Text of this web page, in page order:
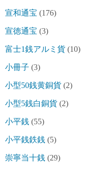
宣和通宝 (176)
宣徳通宝 (3)
富士1銭アルミ貨 (10)
小冊子 (3)
小型50銭黄銅貨 (2)
小型5銭白銅貨 (2)
小平銭 (55)
小平銭鉄銭 (5)
崇寧当十銭 (29)